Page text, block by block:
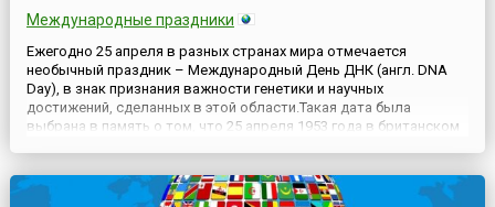
Международные праздники
Ежегодно 25 апреля в разных странах мира отмечается
необычный праздник – Международный День ДНК (англ. DNA
Day), в знак признания важности генетики и научных
достижений, сделанных в этой области.Такая дата была
выбрана в память о том, что 25 апреля 1953 года в британском
опубликовали результаты...